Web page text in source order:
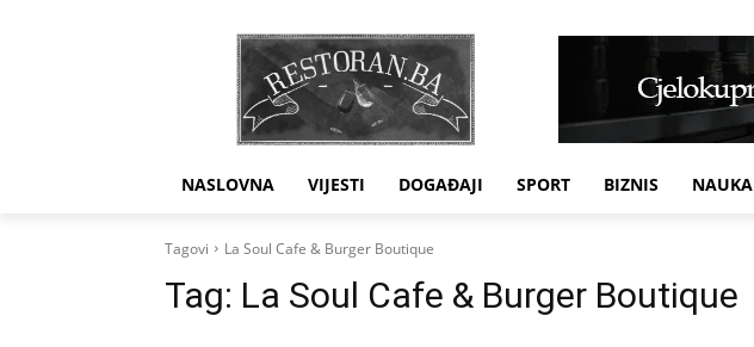
NASLOVNA VIJESTI DOGAĐAJI SPORT BIZNIS NAUKA
Tagovi La Soul Cafe & Burger Boutique
Tag: La Soul Cafe & Burger Boutique